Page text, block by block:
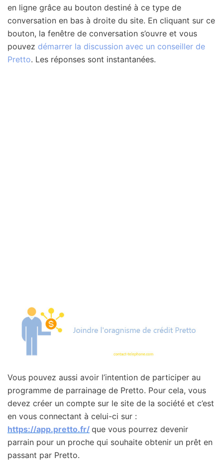
en ligne grâce au bouton destiné à ce type de
conversation en bas à droite du site. En cliquant sur ce
bouton, la fenêtre de conversation s’ouvre et vous
pouvez démarrer la discussion avec un conseiller de
Pretto. Les réponses sont instantanées.
Vous pouvez aussi avoir l’intention de participer au
programme de parrainage de Pretto. Pour cela, vous
devez créer un compte sur le site de la société et c’est
en vous connectant à celui-ci sur :
https://app.pretto.fr/ que vous pourrez devenir
parrain pour un proche qui souhaite obtenir un prêt en
passant par Pretto.